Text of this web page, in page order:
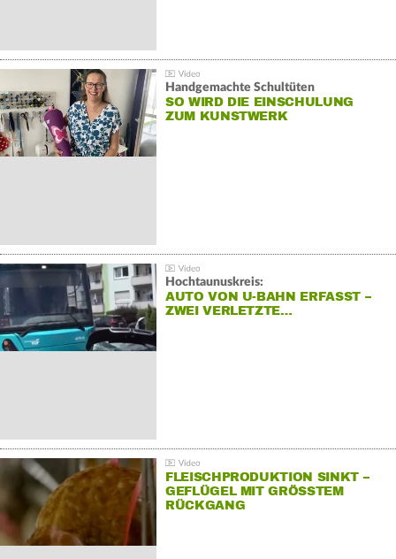
Handgemachte Schultüten
SO WIRD DIE EINSCHULUNG
ZUM KUNSTWERK
Hochtaunuskreis:
AUTO VON U-BAHN ERFASST –
ZWEI VERLETZTE…
FLEISCHPRODUKTION SINKT –
GEFLÜGEL MIT GRÖSSTEM R
ÜCKGANG